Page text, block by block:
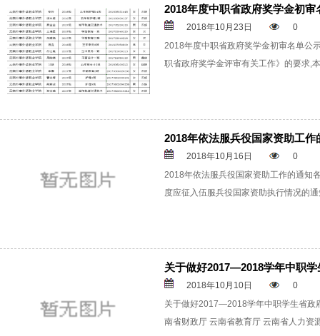
2018年度中职省政府奖学金初审
2018年10月23日
0
2018年度中职省政府奖学金初审名单公
职省政府奖学金评审有关工作》的要求,
2018年依法服兵役国家资助工作
2018年10月16日
0
2018年依法服兵役国家资助工作的通知
度应征入伍服兵役国家资助执行情况的
关于做好2017—2018学年中职
2018年10月10日
0
关于做好2017—2018学年中职学生省政
南省财政厅 云南省教育厅 云南省人力资